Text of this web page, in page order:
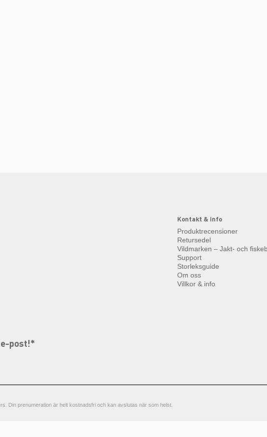
Kontakt & info
Produktrecensioner
Retursedel
Vildmarken – Jakt- och
Support
Storleksguide
Om oss
Villkor & info
post!*
Din prenumeration är helt kostnadsfri och kan avslutas när som helst.